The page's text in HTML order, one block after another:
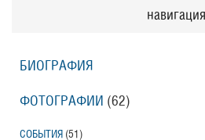
навигация
БИОГРАФИЯ
ФОТОГРАФИИ (62)
СОБЫТИЯ (51 )